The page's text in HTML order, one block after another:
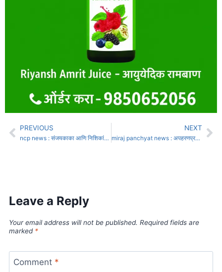
PREVIOUS
ncp news : संजयकाका आणि निशिकांत पाटील यांच्यातील मतभेद चव्हाट्यावर
NEXT
miraj panchyat news : अपहरणप्रकरणात शिंदेसेनेच्या मोहन वनखंडे, अजित शेजूळ यांच्यावर गुन्हा दाखल.
Leave a Reply
Your email address will not be published. Required fields are
marked *
Comment *